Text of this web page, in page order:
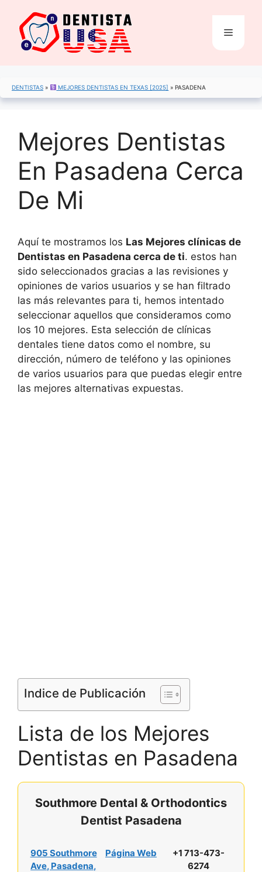
contenido
Menú
DENTISTAS » MEJORES DENTISTAS EN TEXAS [2025] »PASADENA
Mejores Dentistas
En Pasadena Cerca
De Mi
Aquí te mostramos los Las Mejores clínicas de
Dentistas en Pasadena cerca de ti. estos han
sido seleccionados gracias a las revisiones y
opiniones de varios usuarios y se han filtrado
las más relevantes para ti, hemos intentado
seleccionar aquellos que consideramos como
los 10 mejores. Esta selección de clínicas
dentales tiene datos como el nombre, su
dirección, número de teléfono y las opiniones
de varios usuarios para que puedas elegir entre
las mejores alternativas expuestas.
Indice de Publicación
Lista de los Mejores
Dentistas en Pasadena
Southmore Dental & Orthodontics
Dentist Pasadena
905 Southmore
Ave, Pasadena,
Página Web
+1 713-473-
6274